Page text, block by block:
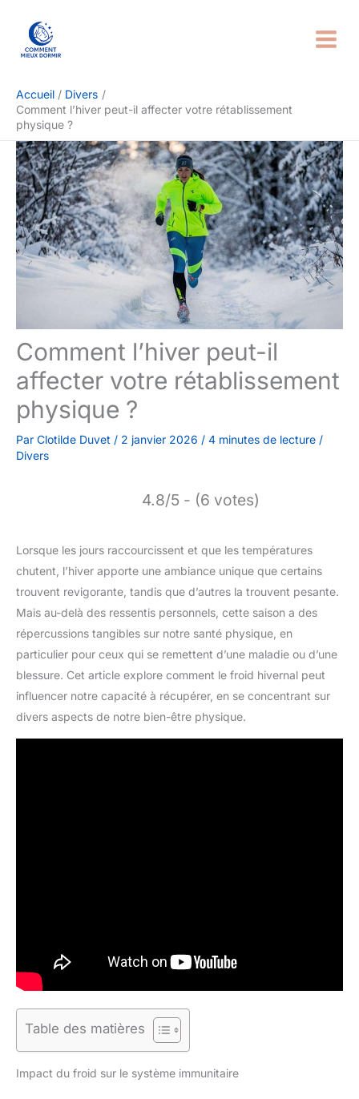
contenu
Accueil
Divers
Comment l’hiver peut-il affecter votre rétablissement
physique ?
Comment l’hiver peut-il
affecter votre rétablissement
physique ?
Par Clotilde Duvet / 2 janvier 2026 / 4 minutes de lecture /
Divers
4.8/5 - (6 votes)
Lorsque les jours raccourcissent et que les températures
chutent, l’hiver apporte une ambiance unique que certains
trouvent revigorante, tandis que d’autres la trouvent pesante.
Mais au-delà des ressentis personnels, cette saison a des
répercussions tangibles sur notre santé physique, en
particulier pour ceux qui se remettent d’une maladie ou d’une
blessure. Cet article explore comment le froid hivernal peut
influencer notre capacité à récupérer, en se concentrant sur
divers aspects de notre bien-être physique.
Table des matières
Impact du froid sur le système immunitaire